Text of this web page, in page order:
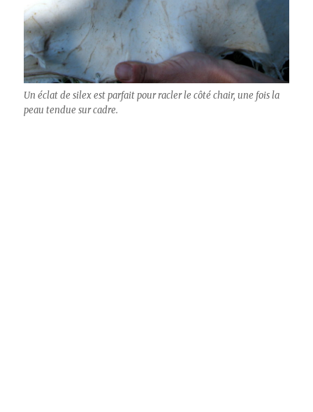
Un éclat de silex est parfait pour racler le côté chair, une fois la
peau tendue sur cadre.